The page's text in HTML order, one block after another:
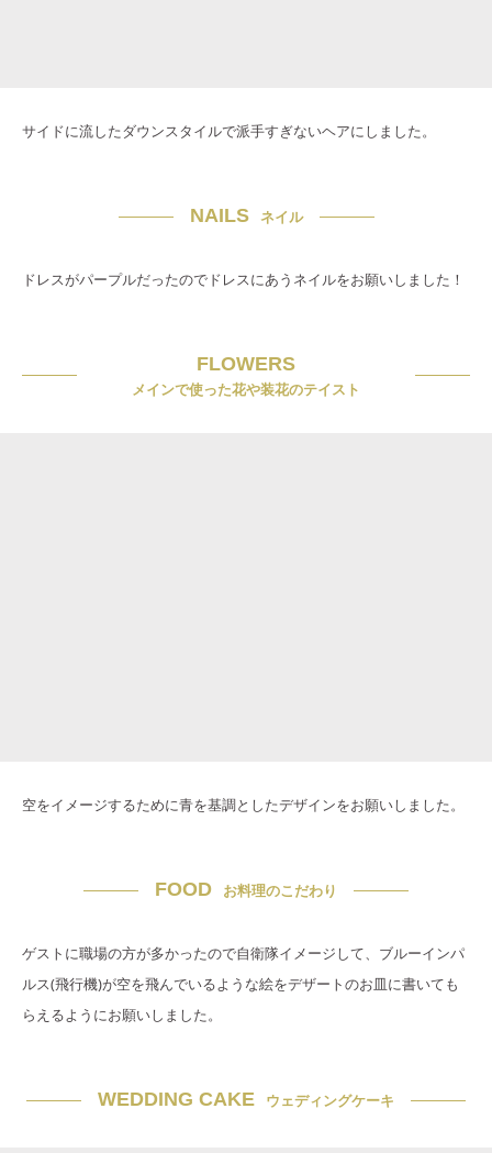
サイドに流したダウンスタイルで派手すぎないヘアにしました。
NAILS ネイル
ドレスがパープルだったのでドレスにあうネイルをお願いしました！
FLOWERS
メインで使った花や装花のテイスト
空をイメージするために青を基調としたデザインをお願いしました。
FOOD お料理のこだわり
ゲストに職場の方が多かったので自衛隊イメージして、ブルーインパ
ルス(飛行機)が空を飛んでいるような絵をデザートのお皿に書いても
らえるようにお願いしました。
WEDDING CAKE ウェディングケーキ